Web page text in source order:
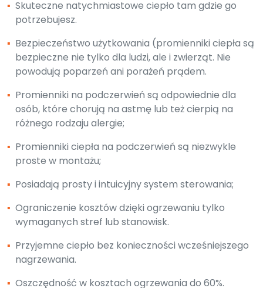
▪ Skuteczne natychmiastowe ciepło tam gdzie go
potrzebujesz.
▪ Bezpieczeństwo użytkowania (promienniki ciepła są
bezpieczne nie tylko dla ludzi, ale i zwierząt. Nie
powodują poparzeń ani porażeń prądem.
▪ Promienniki na podczerwień są odpowiednie dla
osób, które chorują na astmę lub też cierpią na
różnego rodzaju alergie;
▪ Promienniki ciepła na podczerwień są niezwykle
proste w montażu;
▪ Posiadają prosty i intuicyjny system sterowania;
▪ Ograniczenie kosztów dzięki ogrzewaniu tylko
wymaganych stref lub stanowisk.
▪ Przyjemne ciepło bez konieczności wcześniejszego
nagrzewania.
▪ Oszczędność w kosztach ogrzewania do 60%.